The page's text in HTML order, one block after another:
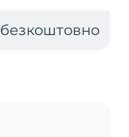
безкоштовно